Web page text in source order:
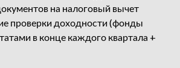
на налоговый вычет
проверки доходности (фонды
в конце каждого квартала +